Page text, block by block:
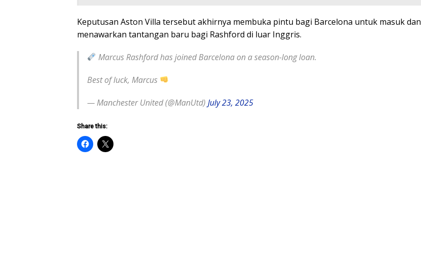
Keputusan Aston Villa tersebut akhirnya membuka pintu bagi Barcelona untuk masuk dan
menawarkan tantangan baru bagi Rashford di luar Inggris.
Marcus Rashford has joined Barcelona on a season-long loan.
Best of luck, Marcus
— Manchester United (@ManUtd) July 23, 2025
Share this: